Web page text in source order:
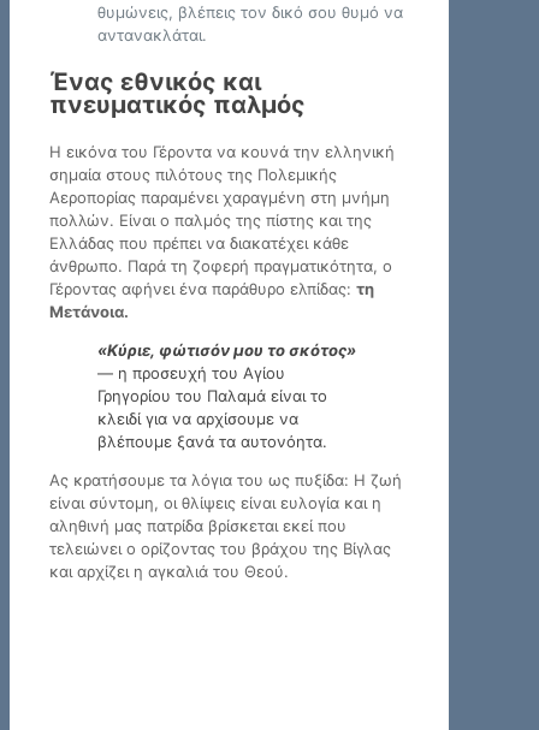
θυμώνεις, βλέπεις τον δικό σου θυμό να
αντανακλάται.
Ένας εθνικός και
πνευματικός παλμός
Η εικόνα του Γέροντα να κουνά την ελληνική
σημαία στους πιλότους της Πολεμικής
Αεροπορίας παραμένει χαραγμένη στη μνήμη
πολλών. Είναι ο παλμός της πίστης και της
Ελλάδας που πρέπει να διακατέχει κάθε
άνθρωπο. Παρά τη ζοφερή πραγματικότητα, ο
Γέροντας αφήνει ένα παράθυρο ελπίδας: τη
Μετάνοια.
«Κύριε, φώτισόν μου το σκότος»
— η προσευχή του Αγίου
Γρηγορίου του Παλαμά είναι το
κλειδί για να αρχίσουμε να
βλέπουμε ξανά τα αυτονόητα.
Ας κρατήσουμε τα λόγια του ως πυξίδα: Η ζωή
είναι σύντομη, οι θλίψεις είναι ευλογία και η
αληθινή μας πατρίδα βρίσκεται εκεί που
τελειώνει ο ορίζοντας του βράχου της Βίγλας
και αρχίζει η αγκαλιά του Θεού.